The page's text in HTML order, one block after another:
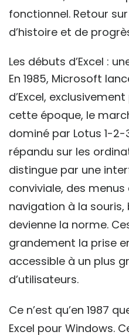
fonctionnel. Retour
d’histoire et de
Les débuts d’Excel :
En 1985, Microsoft
d’Excel,
cette époque, le
dominé par Lotus 1-
répandu sur les
distingue par une
conviviale, des
navigation à la
devienne la norme.
grandement la prise
accessible à un plus
d’utilisateurs.
Ce n’est qu’en 1987
Excel pour Windows.